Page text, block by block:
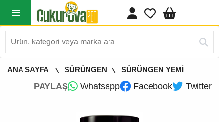
ANA SAYFA SÜRÜNGEN SÜRÜNGEN YEMİ
PAYLAŞ Whatsapp Facebook Twitter